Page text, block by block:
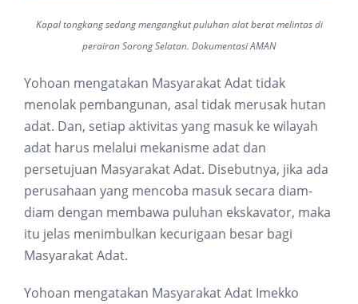
Kapal tongkang sedang mengangkut puluhan alat berat melintas di
perairan Sorong Selatan. Dokumentasi AMAN
Yohoan mengatakan Masyarakat Adat tidak
menolak pembangunan, asal tidak merusak hutan
adat. Dan, setiap aktivitas yang masuk ke wilayah
adat harus melalui mekanisme adat dan
persetujuan Masyarakat Adat. Disebutnya, jika ada
perusahaan yang mencoba masuk secara diam-
diam dengan membawa puluhan ekskavator, maka
itu jelas menimbulkan kecurigaan besar bagi
Masyarakat Adat.
Yohoan mengatakan Masyarakat Adat Imekko